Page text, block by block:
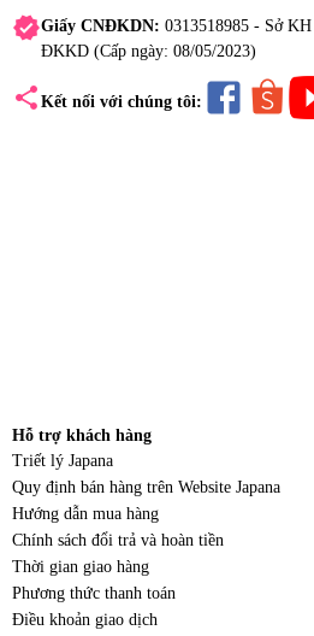
verifiedGiấy CNĐKDN: 0313518985 - Sở
ĐKKD (Cấp ngày: 08/05/2023)
share Kết nối với chúng tôi:
Hỗ trợ khách hàng
Triết lý Japana
Quy định bán hàng trên Website Japana
Hướng dẫn mua hàng
Chính sách đổi trả và hoàn tiền
Thời gian giao hàng
Phương thức thanh toán
Điều khoản giao dịch